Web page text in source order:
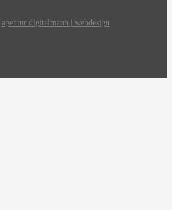
agentur digitalmann | webdesign